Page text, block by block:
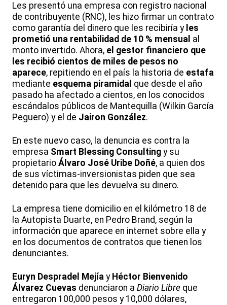
Les presentó una empresa con registro nacional
de contribuyente (RNC), les hizo firmar un contrato
como garantía del dinero que les recibiría y les
prometió una rentabilidad de 10 % mensual al
monto invertido. Ahora, el gestor financiero que
les recibió cientos de miles de pesos no
aparece, repitiendo en el país la historia de estafa
mediante esquema piramidal que desde el año
pasado ha afectado a cientos, en los conocidos
escándalos públicos de Mantequilla (Wilkin García
Peguero) y el de Jairon González.
En este nuevo caso, la denuncia es contra la
empresa Smart Blessing Consulting y su
propietario Álvaro José Uribe Doñé, a quien dos
de sus víctimas-inversionistas piden que sea
detenido para que les devuelva su dinero.
La empresa tiene domicilio en el kilómetro 18 de
la Autopista Duarte, en Pedro Brand, según la
información que aparece en internet sobre ella y
en los documentos de contratos que tienen los
denunciantes.
Euryn Despradel Mejía y Héctor Bienvenido
Álvarez Cuevas denunciaron a Diario Libre que
entregaron 100,000 pesos y 10,000 dólares,